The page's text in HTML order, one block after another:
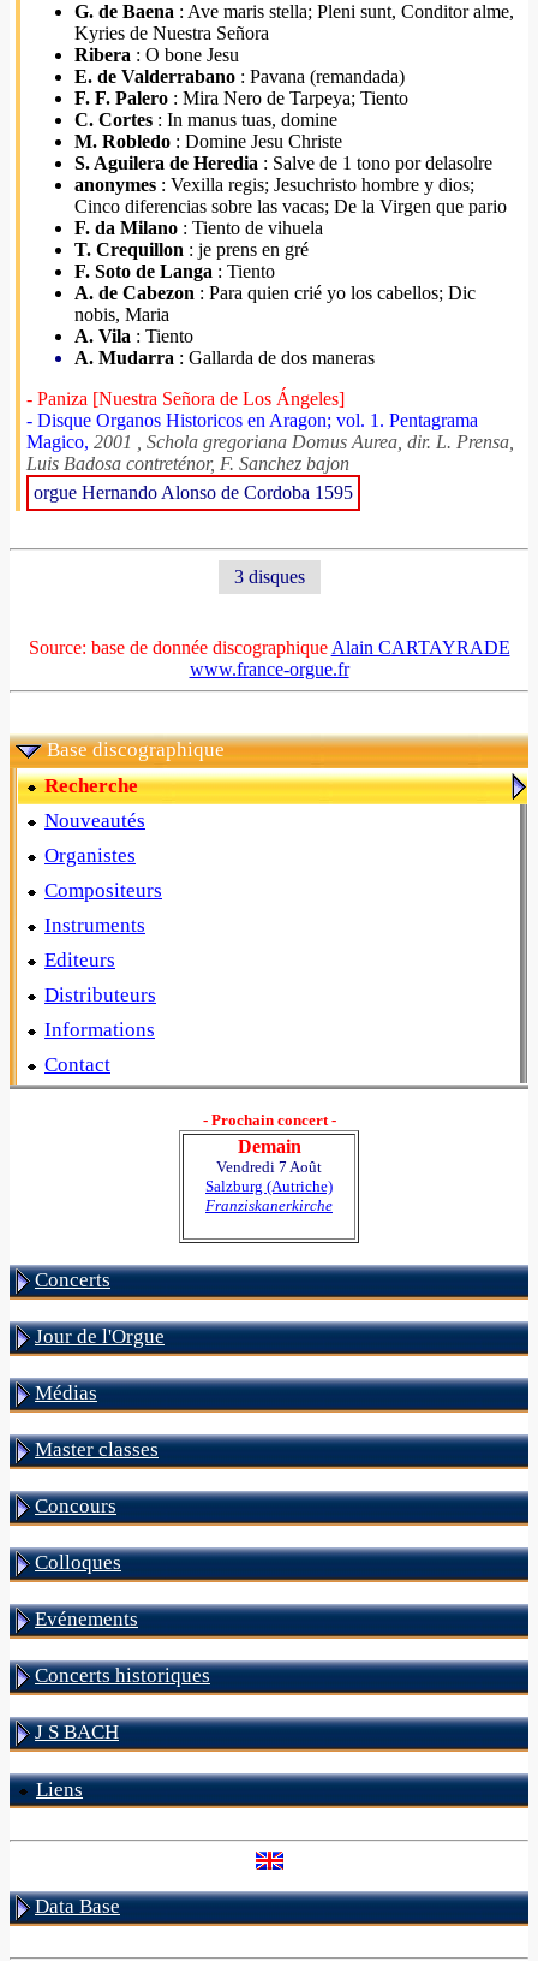
G. de Baena : Ave maris stella; Pleni sunt, Conditor alme,
Kyries de Nuestra Señora
Ribera : O bone Jesu
E. de Valderrabano : Pavana (remandada)
F. F. Palero : Mira Nero de Tarpeya; Tiento
C. Cortes : In manus tuas, domine
M. Robledo : Domine Jesu Christe
S. Aguilera de Heredia : Salve de 1 tono por delasolre
anonymes : Vexilla regis; Jesuchristo hombre y dios;
Cinco diferencias sobre las vacas; De la Virgen que pario
F. da Milano : Tiento de vihuela
T. Crequillon : je prens en gré
F. Soto de Langa : Tiento
A. de Cabezon : Para quien crié yo los cabellos; Dic
nobis, Maria
A. Vila : Tiento
A. Mudarra : Gallarda de dos maneras
- Paniza [Nuestra Señora de Los Ángeles]
- Disque Organos Historicos en Aragon; vol. 1. Pentagrama
Magico, 2001 , Schola gregoriana Domus Aurea, dir. L. Prensa,
Luis Badosa contreténor, F. Sanchez bajon
orgue Hernando Alonso de Cordoba 1595
3 disques
Source: base de donnée discographique Alain CARTAYRADE
www.france-orgue.fr
Base discographique
Recherche
Nouveautés
Organistes
Compositeurs
Instruments
Editeurs
Distributeurs
Informations
Contact
- Prochain concert -
Demain
Vendredi 7 Août
Salzburg (Autriche)
Franziskanerkirche
Concerts
Jour de l'Orgue
Médias
Master classes
Concours
Colloques
Evénements
Concerts historiques
J S BACH
Liens
Data Base